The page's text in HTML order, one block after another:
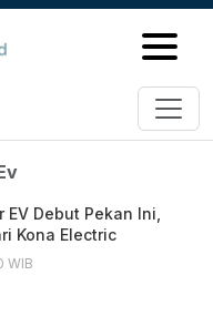
Debut Pekan Ini,
Kona Electric
WIB